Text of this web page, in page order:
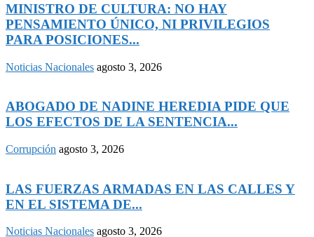
MINISTRO DE CULTURA: NO HAY
PENSAMIENTO ÚNICO, NI PRIVILEGIOS
PARA POSICIONES...
Noticias Nacionales agosto 3, 2026
ABOGADO DE NADINE HEREDIA PIDE QUE
LOS EFECTOS DE LA SENTENCIA...
Corrupción agosto 3, 2026
LAS FUERZAS ARMADAS EN LAS CALLES Y
EN EL SISTEMA DE...
Noticias Nacionales agosto 3, 2026